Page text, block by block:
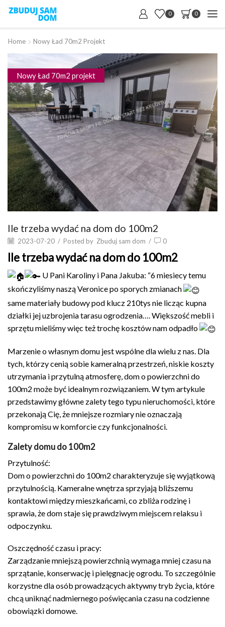
0 0
Home Nowy Ład 70m2 Projekt
Nowy Ład 70m2 projekt
Ile trzeba wydać na dom do 100m2
2023-07-20 / Posted by Zbuduj sam dom / 0
Ile trzeba wydać na dom do 100m2
U Pani Karoliny i Pana Jakuba: “6 miesiecy temu
skończyliśmy naszą Veronice po sporych zmianach
same materiały budowy pod klucz 210tys nie licząc kupna
działki jej uzbrojenia tarasu ogrodzenia…. Większość mebli i
sprzętu mieliśmy więc też trochę kosztów nam odpadło
Marzenie o własnym domu jest wspólne dla wielu z nas. Dla
tych, którzy cenią sobie kameralną przestrzeń, niskie koszty
utrzymania i przytulną atmosferę, dom o powierzchni do
100m2 może być idealnym rozwiązaniem. W tym artykule
przedstawimy główne zalety tego typu nieruchomości, które
przekonają Cię, że mniejsze rozmiary nie oznaczają
kompromisu w komforcie czy funkcjonalności.
Zalety domu do 100m2
Przytulność:
Dom o powierzchni do 100m2 charakteryzuje się wyjątkową
przytulnością. Kameralne wnętrza sprzyjają bliższemu
kontaktowi między mieszkańcami, co zbliża rodzinę i
sprawia, że dom staje się prawdziwym miejscem relaksu i
odpoczynku.
Oszczędność czasu i pracy:
Zarządzanie mniejszą powierzchnią wymaga mniej czasu na
sprzątanie, konserwację i pielęgnację ogrodu. To szczególnie
korzystne dla osób prowadzących aktywny tryb życia, które
chcą uniknąć nadmiernego poświęcania czasu na codzienne
obowiązki domowe.